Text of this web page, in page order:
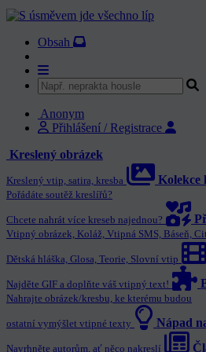
Obsah
Anonym
Přihlášení / Registrace
Kreslený obrázek
Kreslený vtip, satira, kresba Kolekce
Pořádáte soutěž kreslířů?
Chcete nahrát více kreseb najednou?
Vtipný obrázek, Koláž, Vtipná SMS, Báseň,
Dětská hláška, Glosa, Teorie, Slovní vtip
Najděte GIF a doplňte váš vtipný text!
Nahrajte obrázek/kresbu, ke kterému budou
ostatní vymýšlet vtipné texty Nápad
Navrhněte autorům, ať něco nakreslí